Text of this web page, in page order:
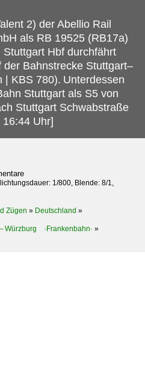
2) der Abellio Rail
als RB 19525 (RB17a)
Hbf durchfährt
Bahnstrecke Stuttgart–
| KBS 780). Unterdessen
Stuttgart als S5 von
Stuttgart Schwabstraße
Uhr]
1/800, Blende: 8/1,
Zügen » Deutschland »
Würzburg ·Frankenbahn· »